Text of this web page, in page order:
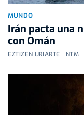
MUNDO
Irán pacta una
con Omán
EZTIZEN URIARTE | NTM